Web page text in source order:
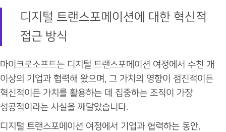
디지털 트랜스포메이션에 대한 혁신적
접근 방식
마이크로소프트는 디지털 트랜스포메이션 여정에서 수천 개
이상의 기업과 협력해 왔으며, 그 가치의 영향이 점진적이든
혁신적이든 가치를 활용하는 데 집중하는 조직이 가장
성공적이라는 사실을 깨달았습니다.
디지털 트랜스포메이션 여정에서 기업과 협력하는 동안,